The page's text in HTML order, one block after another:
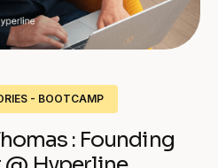
- BOOTCAMP
: Founding